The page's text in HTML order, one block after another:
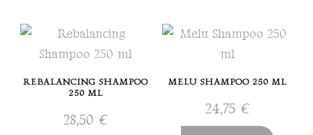
REBALANCING SHAMPOO
250 ML
28,50 €
MELU SHAMPOO 250 ML
24,75 €